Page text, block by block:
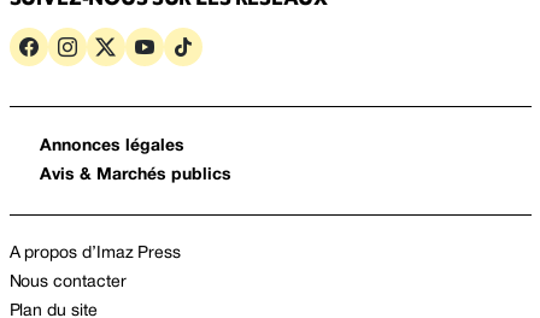
Annonces légales
Avis & Marchés publics
A propos d’Imaz Press
Nous contacter
Plan du site